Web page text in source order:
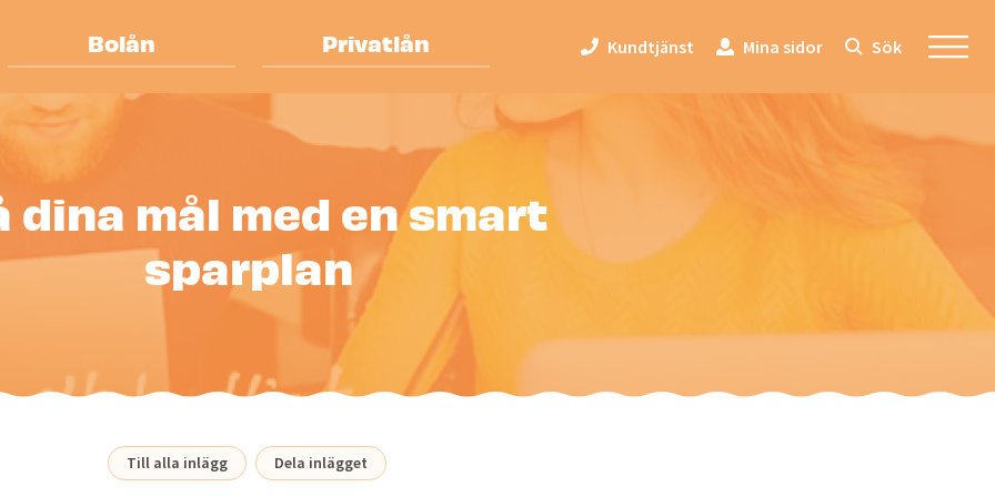
Bolån Privatlån Kundtjänst Mina sidor Sök
dina mål med en smart
sparplan
Till alla inlägg Dela inlägget